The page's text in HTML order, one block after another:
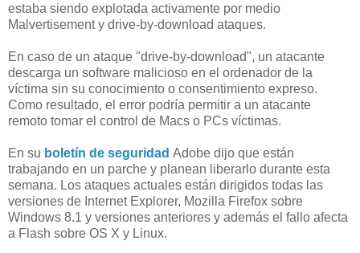
estaba siendo explotada activamente por medio
Malvertisement y drive-by-download ataques.
En caso de un ataque "drive-by-download", un atacante
descarga un software malicioso en el ordenador de la
víctima sin su conocimiento o consentimiento expreso.
Como resultado, el error podría permitir a un atacante
remoto tomar el control de Macs o PCs víctimas.
En su boletín de seguridad Adobe dijo que están
trabajando en un parche y planean liberarlo durante esta
semana. Los ataques actuales están dirigidos todas las
versiones de Internet Explorer, Mozilla Firefox sobre
Windows 8.1 y versiones anteriores y además el fallo afecta
a Flash sobre OS X y Linux.